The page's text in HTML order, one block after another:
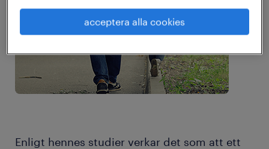
Enligt hennes studier verkar det som att ett
acceptera alla cookies